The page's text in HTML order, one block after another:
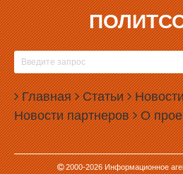
Главная Статьи
Новости партнеров О
2000-2026Информационное
24.01.2006, 11:05
В ЧЕЧНЕ РАЗБИЛИСЬ
В Шелковском районе Чечни у
столкнулись два легковых
пострадали два офицера
человека погибли. По этому
объединенной группировки
возбудила уголовное дело. Как
ссылкой на информацию,